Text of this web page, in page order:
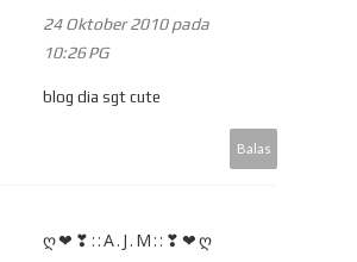
24 Oktober 2010 pada
10:26 PG
blog dia sgt cute
Balas
Ღ❤❣::A.J.M::❣❤Ღ